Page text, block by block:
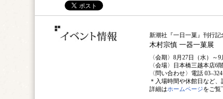
新潮社『一日一菓』刊行記
木村宗慎 一器一菓展
〈会期〉8月27日（水）～
〈会場〉日本橋三越本店6
〈問い合わせ〉電話
＊入場時間や休館日など
詳細はホームページをご覧